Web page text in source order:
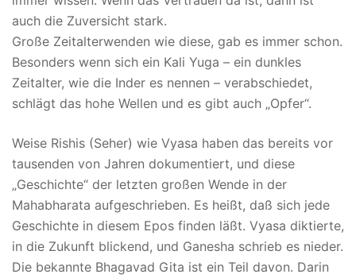
auch die Zuversicht stark.
Große Zeitalterwenden wie diese, gab es immer schon.
Besonders wenn sich ein Kali Yuga – ein dunkles
Zeitalter, wie die Inder es nennen – verabschiedet,
schlägt das hohe Wellen und es gibt auch „Opfer“.
Weise Rishis (Seher) wie Vyasa haben das bereits vor
tausenden von Jahren dokumentiert, und diese
„Geschichte“ der letzten großen Wende in der
Mahabharata aufgeschrieben. Es heißt, daß sich jede
Geschichte in diesem Epos finden läßt. Vyasa diktierte,
in die Zukunft blickend, und Ganesha schrieb es nieder.
Die bekannte Bhagavad Gita ist ein Teil davon. Darin